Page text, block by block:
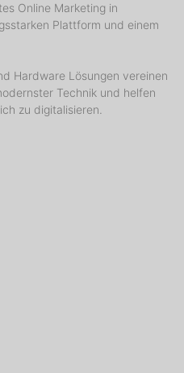
Online Marketing in
Plattform und einem
Hardware Lösungen vereinen
Technik und helfen
zu digitalisieren.